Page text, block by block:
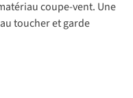
coupe-vent. Une
toucher et garde